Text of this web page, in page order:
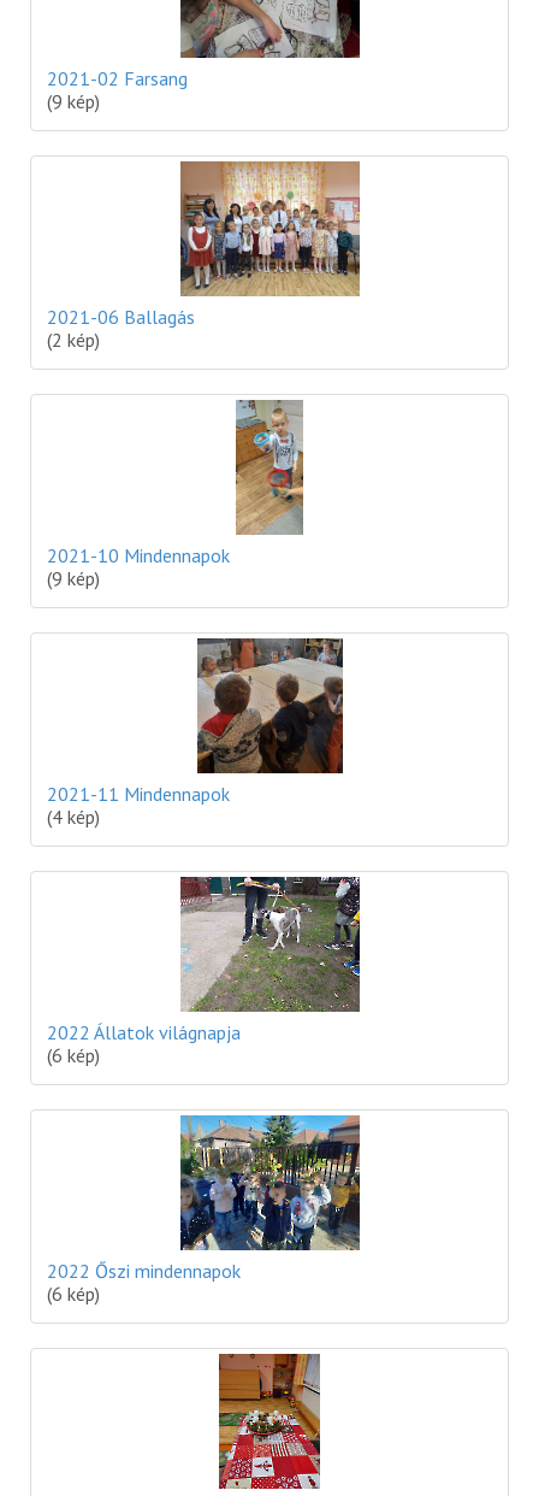
2021-02 Farsang
(9 kép)
2021-06 Ballagás
(2 kép)
2021-10 Mindennapok
(9 kép)
2021-11 Mindennapok
(4 kép)
2022 Állatok világnapja
(6 kép)
2022 Őszi mindennapok
(6 kép)